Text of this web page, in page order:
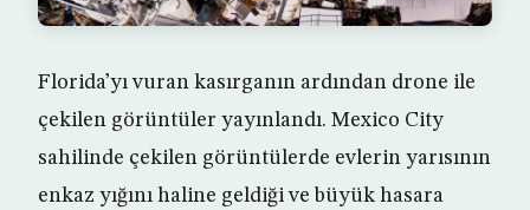
Florida’yı vuran kasırganın ardından drone ile
çekilen görüntüler yayınlandı. Mexico City
sahilinde çekilen görüntülerde evlerin yarısının
enkaz yığını haline geldiği ve büyük hasara